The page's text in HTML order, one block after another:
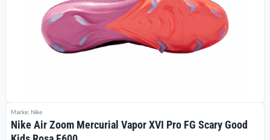
Marke: Nike
Nike Air Zoom Mercurial Vapor XVI Pro FG Scary Good